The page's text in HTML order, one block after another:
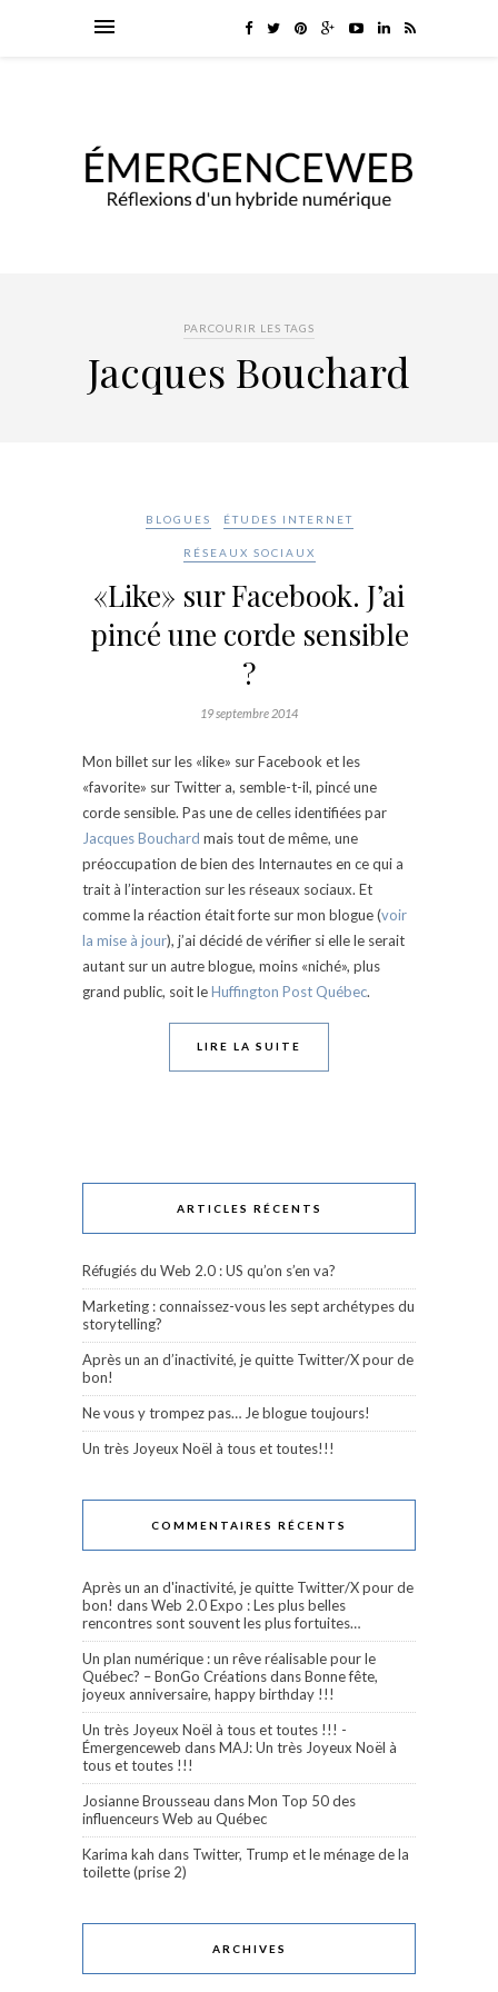
PARCOURIR LES TAGS
Jacques Bouchard
BLOGUES ÉTUDES INTERNET
RÉSEAUX SOCIAUX
«Like» sur Facebook. J’ai
pincé une corde sensible
?
19 septembre 2014
Mon billet sur les «like» sur Facebook et les
«favorite» sur Twitter a, semble-t-il, pincé une
corde sensible. Pas une de celles identifiées par
Jacques Bouchard mais tout de même, une
préoccupation de bien des Internautes en ce qui a
trait à l’interaction sur les réseaux sociaux. Et
comme la réaction était forte sur mon blogue (voir
la mise à jour), j’ai décidé de vérifier si elle le serait
autant sur un autre blogue, moins «niché», plus
grand public, soit leHuffington Post Québec.
LIRE LA SUITE
ARTICLES RÉCENTS
Réfugiés du Web 2.0 : US qu’on s’en va?
Marketing : connaissez-vous les sept archétypes du
storytelling?
Après un an d’inactivité, je quitte Twitter/X pour de
bon!
Ne vous y trompez pas… Je blogue toujours!
Un très Joyeux Noël à tous et toutes!!!
COMMENTAIRES RÉCENTS
Après un an d'inactivité, je quitte Twitter/X pour de
bon! dansWeb 2.0 Expo : Les plus belles
rencontres sont souvent les plus fortuites…
Un plan numérique : un rêve réalisable pour le
Québec? – BonGo CréationsdansBonne fête,
joyeux anniversaire, happy birthday !!!
Un très Joyeux Noël à tous et toutes !!! -
Émergenceweb dansMAJ: Un très Joyeux Noël à
tous et toutes !!!
Josianne Brousseau dansMon Top 50 des
influenceurs Web au Québec
Karima kah dans Twitter, Trump et le ménage de la
toilette (prise 2)
ARCHIVES